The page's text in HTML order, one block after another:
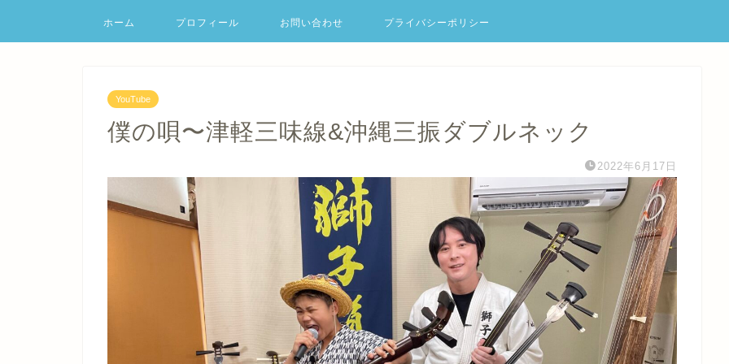
ホーム プロフィール お問い合わせ プライバシーポリシー
YouTube
僕の唄〜津軽三味線&沖縄三振ダブルネック
2022年6月17日